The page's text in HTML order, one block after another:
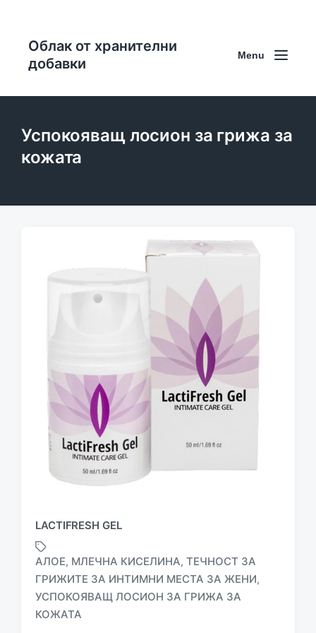
Облак от хранителни
добавки
Menu
Успокояващ лосион за грижа за
кожата
LACTIFRESH GEL
a
g
АЛОЕ, МЛЕЧНА КИСЕЛИНА, ТЕЧНОСТ ЗА
ГРИЖИТЕ ЗА ИНТИМНИ МЕСТА ЗА ЖЕНИ,
УСПОКОЯВАЩ ЛОСИОН ЗА ГРИЖА ЗА
КОЖАТА